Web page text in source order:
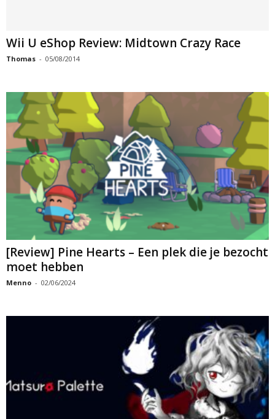
Wii U eShop Review: Midtown Crazy Race
Thomas - 05/08/2014
[Review] Pine Hearts – Een plek die je bezocht
moet hebben
Menno - 02/06/2024